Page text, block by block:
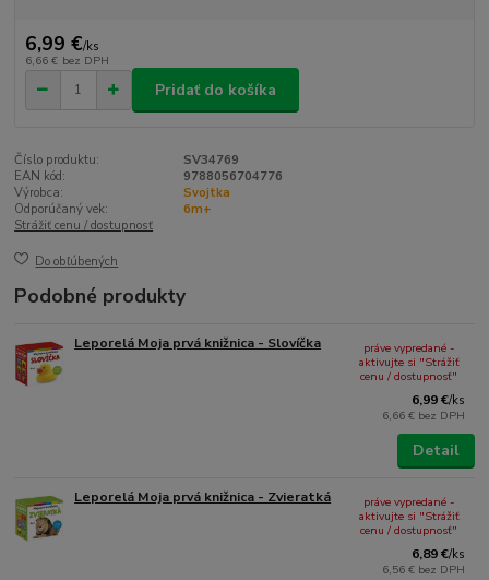
6,99 €/ks
6,66 € bez DPH
Pridať do košíka
Číslo produktu:
SV34769
EAN kód:
9788056704776
Výrobca:
Svojtka
Odporúčaný vek:
6m+
Strážiť cenu / dostupnosť
Do obľúbených
Podobné produkty
Leporelá Moja prvá knižnica - Slovíčka
6,99 €/ks
6,66 € bez DPH
práve vypredané -
aktivujte si "Strážiť
cenu / dostupnosť"
Detail
Leporelá Moja prvá knižnica - Zvieratká
6,89 €/ks
6,56 € bez DPH
práve vypredané -
aktivujte si "Strážiť
cenu / dostupnosť"